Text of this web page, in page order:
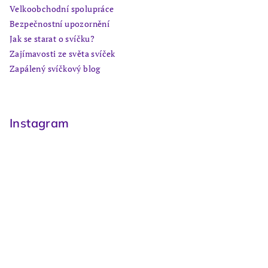
Velkoobchodní spolupráce
Bezpečnostní upozornění
Jak se starat o svíčku?
Zajímavosti ze světa svíček
Zapálený svíčkový blog
Instagram